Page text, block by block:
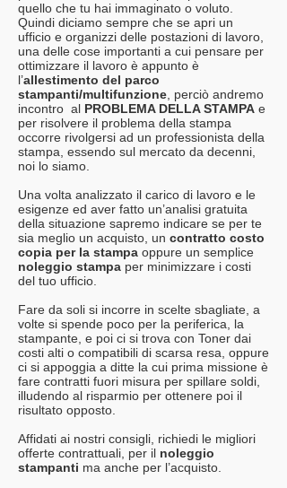
quello che tu hai immaginato o voluto.
Quindi diciamo sempre che se apri un
ufficio e organizzi delle postazioni di lavoro,
una delle cose importanti a cui pensare per
ottimizzare il lavoro è appunto è
l’allestimento del parco
stampanti/multifunzione , perciò andremo
incontro al PROBLEMA DELLA STAMPA e
per risolvere il problema della stampa
occorre rivolgersi ad un professionista della
stampa, essendo sul mercato da decenni,
noi lo siamo.
Una volta analizzato il carico di lavoro e le
esigenze ed aver fatto un’analisi gratuita
della situazione sapremo indicare se per te
sia meglio un acquisto, un contratto costo
copia per la stampa oppure un semplice
noleggio stampa per minimizzare i costi
del tuo ufficio.
Fare da soli si incorre in scelte sbagliate, a
volte si spende poco per la periferica, la
stampante, e poi ci si trova con Toner dai
costi alti o compatibili di scarsa resa, oppure
ci si appoggia a ditte la cui prima missione è
fare contratti fuori misura per spillare soldi,
illudendo al risparmio per ottenere poi il
risultato opposto.
Affidati ai nostri consigli, richiedi le migliori
offerte contrattuali, per il noleggio
stampanti ma anche per l’acquisto.